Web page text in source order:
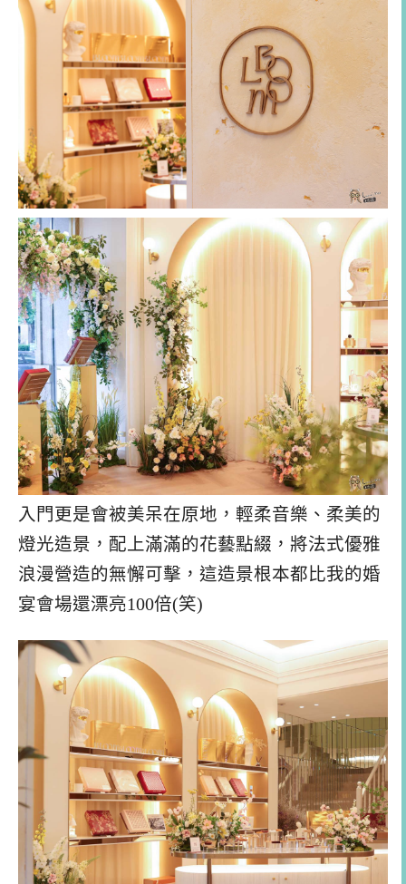
入門更是會被美呆在原地，輕柔音樂、柔美的
燈光造景，配上滿滿的花藝點綴，將法式優雅
浪漫營造的無懈可擊，這造景根本都比我的婚
宴會場還漂亮100倍(笑)